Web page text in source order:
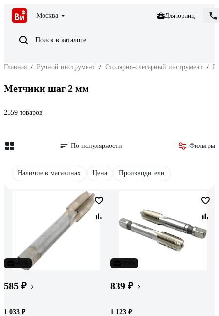
Москва Для юрлиц
Поиск в каталоге
Главная / Ручной инструмент / Столярно-слесарный инструмент /
Метчики шаг 2 мм
2559 товаров
По популярности Фильтры
Наличие в магазинах Цена Производители
585 ₽
1 033 ₽
839 ₽
1 123 ₽